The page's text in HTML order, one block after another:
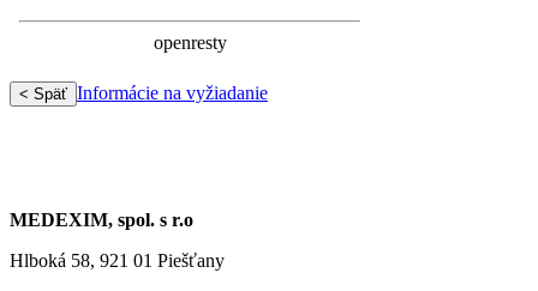
< Späť Informácie na vyžiadanie
MEDEXIM, spol. s r.o
Hlboká 58, 921 01 Piešťany